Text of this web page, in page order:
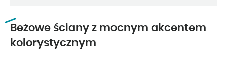
Beżowe ściany z mocnym akcentem
kolorystycznym